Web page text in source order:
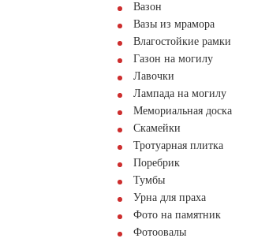
Вазон
Вазы из мрамора
Влагостойкие рамки
Газон на могилу
Лавочки
Лампада на могилу
Мемориальная доска
Скамейки
Тротуарная плитка
Поребрик
Тумбы
Урна для праха
Фото на памятник
Фотоовалы